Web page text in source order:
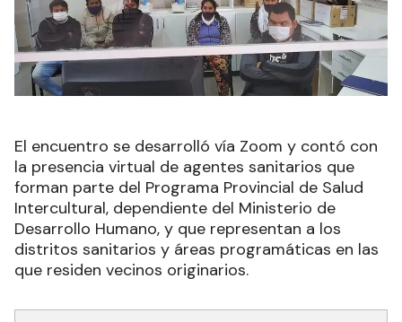
El encuentro se desarrolló vía Zoom y contó con
la presencia virtual de agentes sanitarios que
forman parte del Programa Provincial de Salud
Intercultural, dependiente del Ministerio de
Desarrollo Humano, y que representan a los
distritos sanitarios y áreas programáticas en las
que residen vecinos originarios.